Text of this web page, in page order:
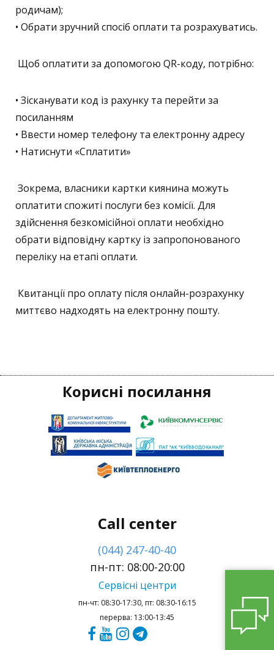
родичам);
• Обрати зручний спосіб оплати та розрахуватись.
Щоб оплатити за допомогою QR-коду, потрібно:
• Зісканувати код із рахунку та перейти за
посиланням
• Ввести номер телефону та електронну адресу
• Натиснути «Сплатити»
Зокрема, власники картки киянина можуть
оплатити спожиті послуги без комісії. Для
здійснення безкомісійної оплати необхідно
обрати відповідну картку із запропонованого
переліку на етапі оплати.
Квитанції про оплату після онлайн-розрахунку
миттєво надходять на електронну пошту.
Корисні посилання
Call center
(044) 247-40-40
пн-пт: 08:00-20:00
Сервісні центри
пн-чт: 08:30-17:30, пт: 08:30-16:15
перерва: 13:00-13:45